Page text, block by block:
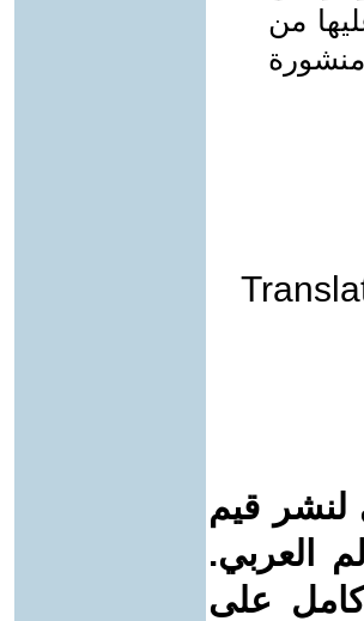
من
قيم
العربي.
كامل على